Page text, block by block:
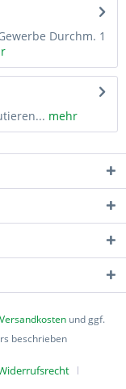
Durchm. 1
mehr
Versandkosten und ggf.
beschrieben